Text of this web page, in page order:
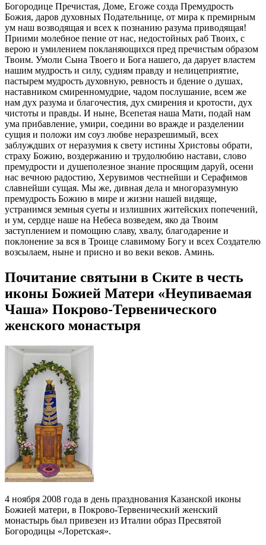
Богородице Пречистая, Доме, Егоже созда Премудрость
Божия, даров духовных Подательнице, от мира к премирным
ум наш возводящая и всех к познанию разума приводящая!
Приими молебное пение от нас, недостойных раб Твоих, с
верою и умилением покланяющихся пред пречистым образом
Твоим. Умоли Сына Твоего и Бога нашего, да дарует властем
нашим мудрость и силу, судиям правду и нелицеприятие,
пастырем мудрость духовную, ревность и бдение о душах,
наставником смиренномудрие, чадом послушание, всем же
нам дух разума и благочестия, дух смирения и кротости, дух
чистоты и правды. И ныне, Всепетая наша Мати, подай нам
ума прибавление, умири, соедини во вражде и разделении
сущия и положи им соуз любве неразрешимый, всех
заблуждших от неразумия к свету истины Христовы обрати,
страху Божию, воздержанию и трудолюбию настави, слово
премудрости и душеполезное знание просящим даруй, осени
нас вечною радостию, Херувимов честнейши и Серафимов
славнейши сущая. Мы же, дивная дела и многоразумную
премудрость Божию в мире и жизни нашей видяще,
устранимся земныя суеты и излишних житейских попечений,
и ум, сердце наше на Небеса возведем, яко да Твоим
заступлением и помощию славу, хвалу, благодарение и
поклонение за вся в Троице славимому Богу и всех Создателю
возсылаем, ныне и присно и во веки веков. Аминь.
Почитание святыни в Ските в честь
иконы Божией Матери «Неупиваемая
Чаша» Покрово-Тервенического
женского монастыря
4 ноября 2008 года в день празднования Казанской иконы
Божией матери, в Покрово-Тервенический женский
монастырь был привезен из Италии образ Пресвятой
Богородицы «Лоретская».